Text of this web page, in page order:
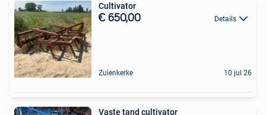
Cultivator
€ 650,00 Details
Zuienkerke 10 jul 26
Vaste tand cultivator